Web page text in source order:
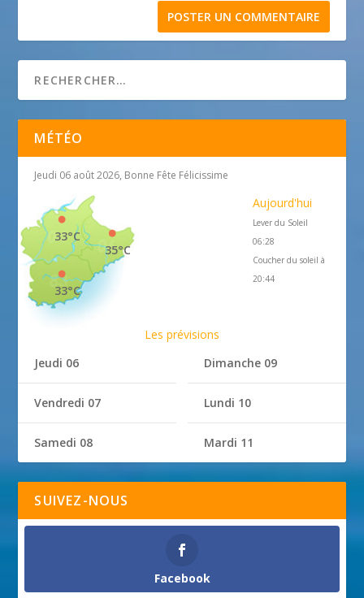
MÉTÉO
Jeudi 06 août 2026, Bonne Fête Félicissime
35°C
33°C
33°C
Aujourd'hui
Lever du Soleil
06:28
Coucher du soleil à
20:44
Les prévisions
Jeudi 06
Vendredi 07
Samedi 08
Dimanche 09
Lundi 10
Mardi 11
SUIVEZ-NOUS
Facebook